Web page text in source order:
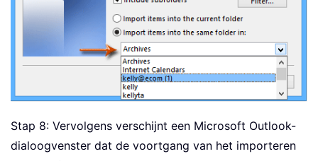
Stap 8: Vervolgens verschijnt een Microsoft Outlook-
dialoogvenster dat de voortgang van het importeren